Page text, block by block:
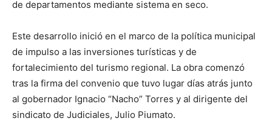
de departamentos mediante sistema en seco.
Este desarrollo inició en el marco de la política municipal
de impulso a las inversiones turísticas y de
fortalecimiento del turismo regional. La obra comenzó
tras la firma del convenio que tuvo lugar días atrás junto
al gobernador Ignacio “Nacho” Torres y al dirigente del
sindicato de Judiciales, Julio Piumato.